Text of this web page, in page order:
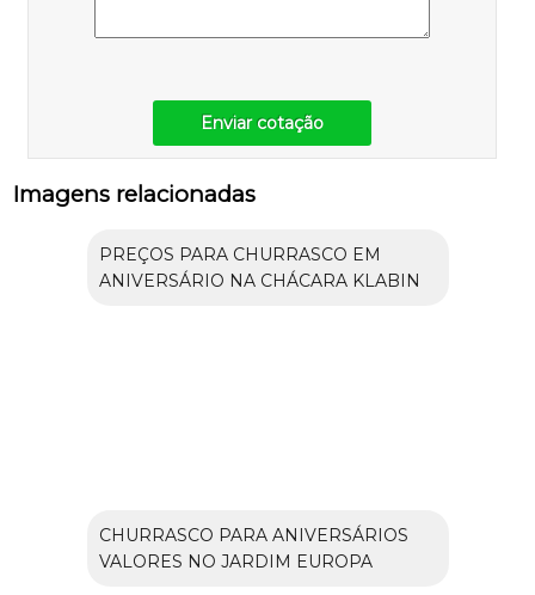
Enviar cotação
Imagens relacionadas
PREÇOS PARA CHURRASCO EM
ANIVERSÁRIO NA CHÁCARA KLABIN
CHURRASCO PARA ANIVERSÁRIOS
VALORES NO JARDIM EUROPA